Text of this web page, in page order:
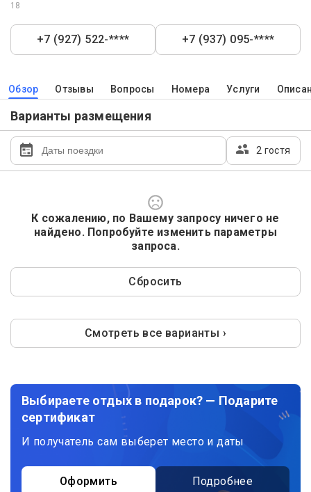
18
+7 (927) 522-**** +7 (937) 095-****
Обзор Отзывы Вопросы Номера Услуги
Варианты размещения
2 гостя
К сожалению, по Вашему запросу ничего не
найдено. Попробуйте изменить параметры
запроса.
Сбросить
Смотреть все варианты ›
Выбираете отдых в подарок? — Подарите
сертификат
И получатель сам выберет место и даты
Оформить Подробнее